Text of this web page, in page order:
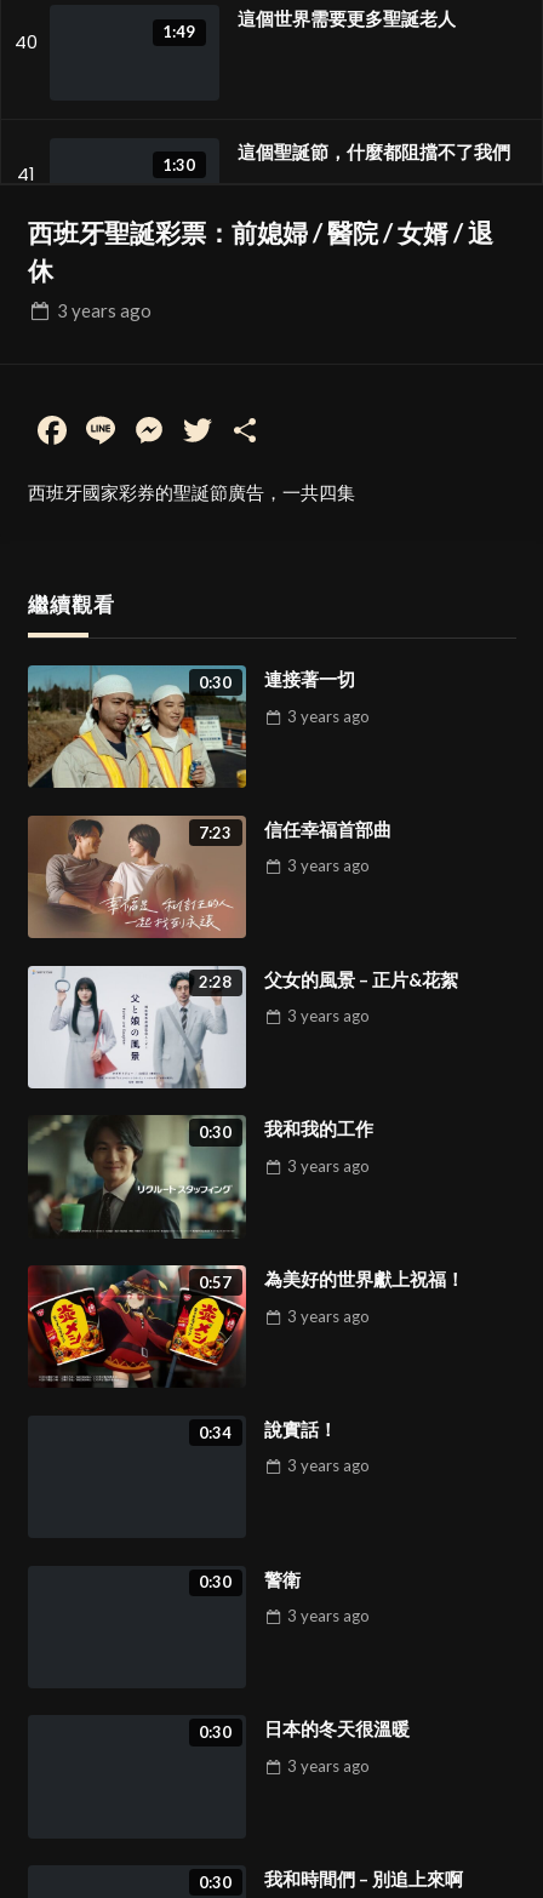
40 1:49
這個世界需要更多聖誕老人
41 1:30
這個聖誕節，什麼都阻擋不了我們
42
3:56
模糊感
45 5:27
難忘的假期
2:40
心事
47 1:46
贈送時間
1:00
聖誕列車
0:30
Jingle Hoops
真帆的作戰計劃
笑笑羊，咩咩笑
4:00
男孩與章魚
西班牙聖誕彩票：前媳婦 / 醫院 / 女婿 / 退
休
3 years ago
Facebook
LineMessenger
Twitter
西班牙國家彩券的聖誕節廣告，一共四集
繼續觀看
0:30 連接著一切
3 years ago
7:23 信任幸福首部曲
3 years ago
2:28 父女的風景 – 正片&花絮
3 years ago
0:30 我和我的工作
3 years ago
0:57 為美好的世界獻上祝福！
3 years ago
0:34 說實話！
3 years ago
0:30 警衛
3 years ago
0:30 日本的冬天很溫暖
3 years ago
0:30 我和時間們 – 別追上來啊